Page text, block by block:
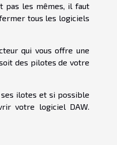
pas les mêmes, il faut
tous les logiciels
qui vous offre une
des pilotes de votre
ilotes et si possible
votre logiciel DAW.